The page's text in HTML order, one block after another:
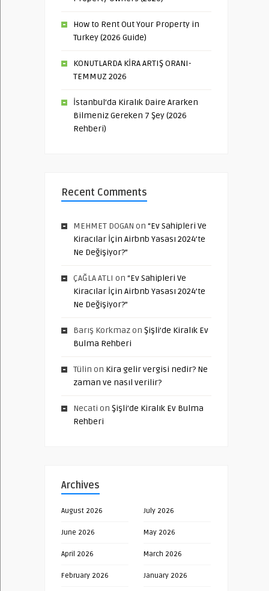
How to Rent Out Your Property in
Turkey (2026 Guide)
KONUTLARDA KİRA ARTIŞ ORANI-
TEMMUZ 2026
İstanbul’da Kiralık Daire Ararken
Bilmeniz Gereken 7 Şey (2026
Rehberi)
Recent Comments
MEHMET DOGAN on “Ev Sahipleri Ve
Kiracılar İçin Airbnb Yasası 2024’te
Ne Değişiyor?”
ÇAĞLA ATLI on “Ev Sahipleri Ve
Kiracılar İçin Airbnb Yasası 2024’te
Ne Değişiyor?”
Barış Korkmazon Şişli’de Kiralık Ev
Bulma Rehberi
Tülin on Kira gelir vergisi nedir? Ne
zaman ve nasıl verilir?
Necati on Şişli’de Kiralık Ev Bulma
Rehberi
Archives
August 2026 July 2026
June 2026 May 2026
April 2026 March 2026
February 2026 January 2026